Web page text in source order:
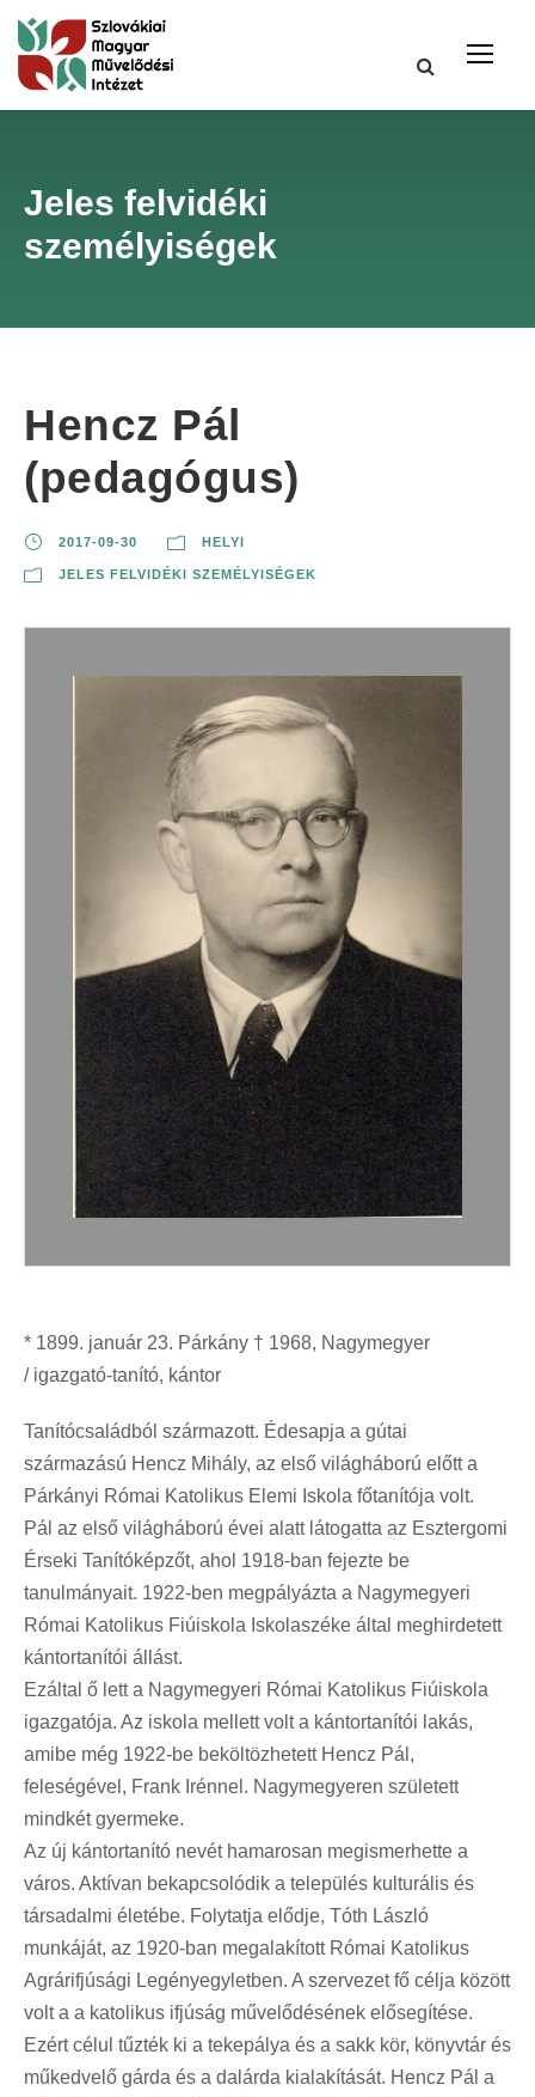
Jeles felvidéki
személyiségek
Hencz Pál
(pedagógus)
2017-09-30 HELYI
JELES FELVIDÉKI SZEMÉLYISÉGEK
* 1899. január 23. Párkány † 1968, Nagymegyer
/ igazgató-tanító, kántor
Tanítócsaládból származott. Édesapja a gútai
származású Hencz Mihály, az első világháború előtt a
Párkányi Római Katolikus Elemi Iskola főtanítója volt.
Pál az első világháború évei alatt látogatta az Esztergomi
Érseki Tanítóképzőt, ahol 1918-ban fejezte be
tanulmányait. 1922-ben megpályázta a Nagymegyeri
Római Katolikus Fiúiskola Iskolaszéke által meghirdetett
kántortanítói állást.
Ezáltal ő lett a Nagymegyeri Római Katolikus Fiúiskola
igazgatója. Az iskola mellett volt a kántortanítói lakás,
amibe még 1922-be beköltözhetett Hencz Pál,
feleségével, Frank Irénnel. Nagymegyeren született
mindkét gyermeke.
Az új kántortanító nevét hamarosan megismerhette a
város. Aktívan bekapcsolódik a település kulturális és
társadalmi életébe. Folytatja elődje, Tóth László
munkáját, az 1920-ban megalakított Római Katolikus
Agrárifjúsági Legényegyletben. A szervezet fő célja között
volt a a katolikus ifjúság művelődésének elősegítése.
Ezért célul tűzték ki a tekepálya és a sakk kör, könyvtár és
műkedvelő gárda és a dalárda kialakítását. Hencz Pál a